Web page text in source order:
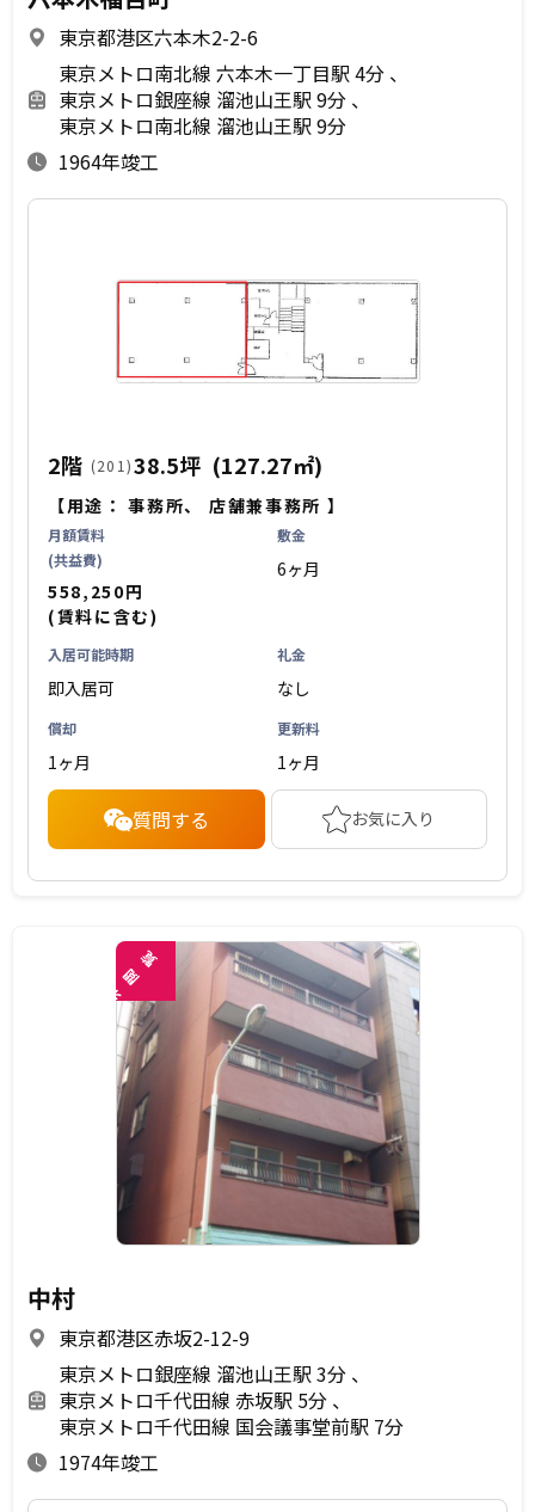
東京都港区六本木2-2-6
東京メトロ南北線 六本木一丁目駅 4分
東京メトロ銀座線 溜池山王駅 9分
東京メトロ南北線 溜池山王駅 9分
1964年竣工
2階 (201)38.5坪 (127.27㎡)
【用途：事務所、 店舗兼事務所 】
月額賃料
(共益費)
558,250円
(賃料に含む)
敷金
6ヶ月
入居可能時期
即入居可
礼金
なし
償却
1ヶ月
更新料
1ヶ月
質問する お気に入り
未
閲
覧
中村
東京都港区赤坂2-12-9
東京メトロ銀座線 溜池山王駅 3分
東京メトロ千代田線 赤坂駅 5分
東京メトロ千代田線 国会議事堂前駅 7分
1974年竣工